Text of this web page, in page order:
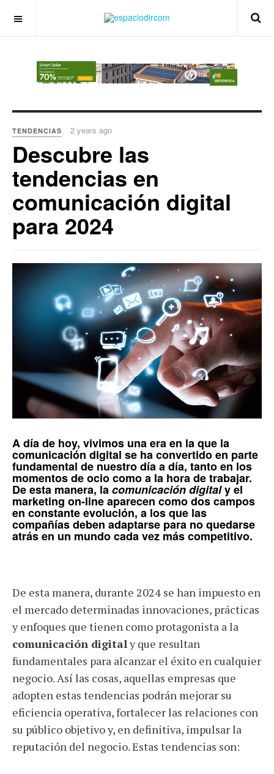
TENDENCIAS 2 years ago
Descubre las
tendencias en
comunicación digital
para 2024
A día de hoy, vivimos una era en la que la
comunicación digital se ha convertido en parte
fundamental de nuestro día a día, tanto en los
momentos de ocio como a la hora de trabajar.
De esta manera, lacomunicación digitaly el
marketing on-lineaparecen como dos campos
en constante evolución, a los que las
compañías deben adaptarse para no quedarse
atrás en un mundo cada vez más competitivo.
De esta manera, durante 2024 se han impuesto en
el mercado determinadas innovaciones, prácticas
y enfoques que tienen como protagonista a la
comunicación digitaly que resultan
fundamentales para alcanzar el éxito en cualquier
negocio. Así las cosas, aquellas empresas que
adopten estas tendencias podrán mejorar su
eficiencia operativa, fortalecer las relaciones con
su público objetivo y, en definitiva, impulsar la
reputación del negocio. Estas tendencias son: